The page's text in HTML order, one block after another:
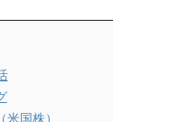
国株）